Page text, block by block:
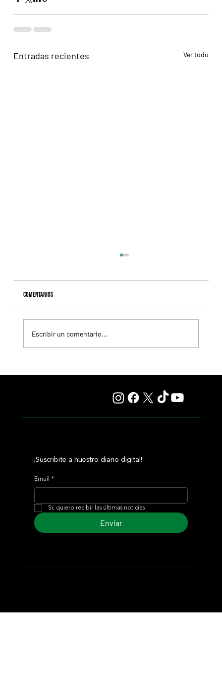
Entradas recientes Ver todo
Comentarios
Escribir un comentario...
¡Suscribite a nuestro diario digital!
Email *
Si, quiero recibir las últimas noticias
Enviar